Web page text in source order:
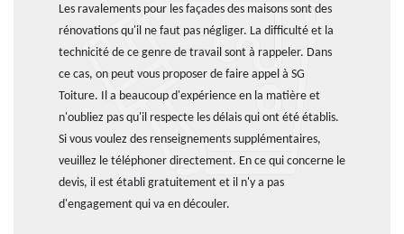
Les ravalements pour les façades des maisons sont des
rénovations qu'il ne faut pas négliger. La difficulté et la
technicité de ce genre de travail sont à rappeler. Dans
ce cas, on peut vous proposer de faire appel à SG
Toiture. Il a beaucoup d'expérience en la matière et
n'oubliez pas qu'il respecte les délais qui ont été établis.
Si vous voulez des renseignements supplémentaires,
veuillez le téléphoner directement. En ce qui concerne le
devis, il est établi gratuitement et il n'y a pas
d'engagement qui va en découler.